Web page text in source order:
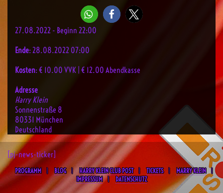
27.08.2022 - Beginn 22:00
Ende: 28.08.2022 07:00
Kosten: € 10.00 VVK | € 12.00 Abendkasse
Adresse
Harry Klein
Sonnenstraße 8
80331 München
Deutschland
[pj-news-ticker]
PROGRAMM BLOG HARRY KLEIN CLUB POST TICKETS
MARRY KLEIN
IMPRESSUM
DATENSCHUTZ